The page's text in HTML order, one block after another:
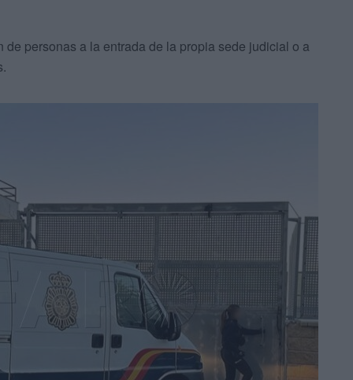
personas a la entrada de la propia sede judicial o a